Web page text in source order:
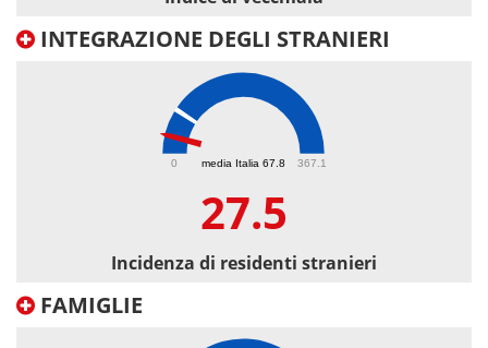
INTEGRAZIONE DEGLI STRANIERI
media Italia 67.8
0 367.1
27.5
Incidenza di residenti stranieri
FAMIGLIE